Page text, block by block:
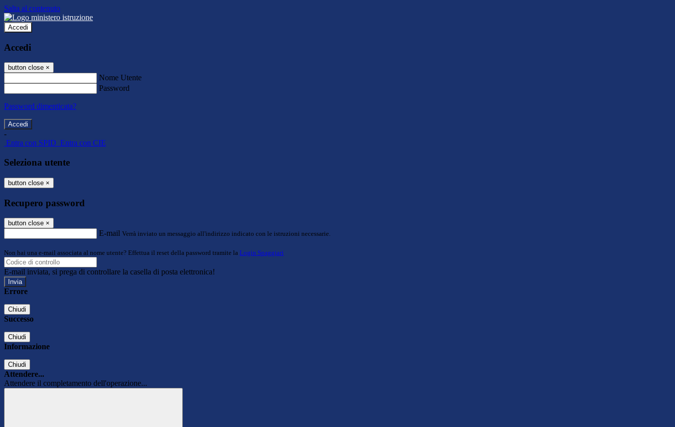
Salta al contenuto
Accedi
Accedi
button close ×
Nome Utente
Password
Password dimenticata?
-
Entra con SPID Entra con CIE
Seleziona utente
button close ×
Recupero password
button close ×
E-mail Verrà inviato un messaggio all'indirizzo indicato con le istruzioni necessarie.
Non hai una e-mail associata al nome utente? Effettua il reset della password tramite la Login Spaggiari
E-mail inviata, si prega di controllare la casella di posta elettronica!
Errore
Chiudi
Successo
Chiudi
Informazione
Chiudi
Attendere...
Attendere il completamento dell'operazione...